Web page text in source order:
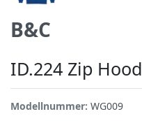
B&C
ID.224 Zip Hood
Modellnummer: WG009